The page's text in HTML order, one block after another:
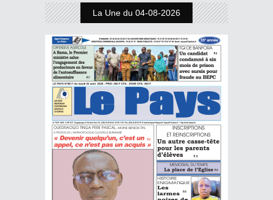
La Une du 04-08-2026